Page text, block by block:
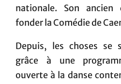
nationale. Son ancien
fonder la Comédie de
Depuis, les choses se
grâce à une
ouverte à la danse